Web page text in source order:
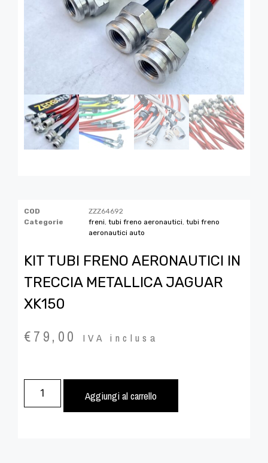
COD
ZZZ64692
Categorie
freni tubi freno aeronautici tubi freno
aeronautici auto
KIT TUBI FRENO AERONAUTICI IN
TRECCIA METALLICA JAGUAR
XK150
€79,00 IVA inclusa
Aggiungi al carrello